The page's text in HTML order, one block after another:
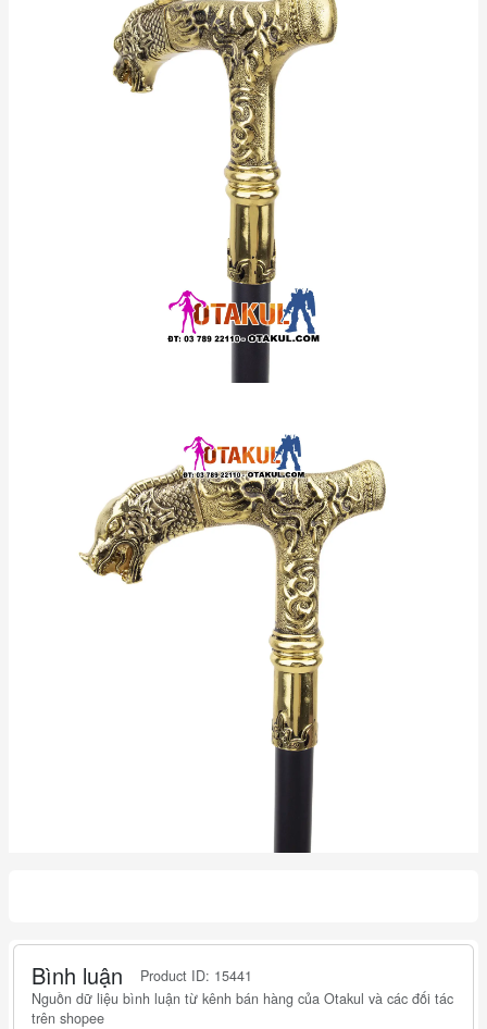
Bình luận
Product ID: 15441
Nguồn dữ liệu bình luận từ kênh bán hàng của Otakul và các đối tác
trên shopee